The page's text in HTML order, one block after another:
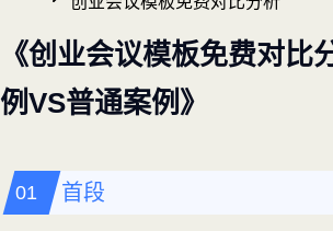
《创业会议模板免费对比
例VS普通案例》
首段